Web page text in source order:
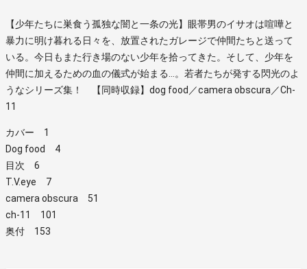
【少年たちに巣食う孤独な闇と一条の光】眼帯男のイサオは喧嘩と
暴力に明け暮れる日々を、放置されたガレージで仲間たちと送って
いる。今日もまた行き場のない少年を拾ってきた。そして、少年を
仲間に加えるための血の儀式が始まる…。若者たちが発する閃光のよ
うなシリーズ集！ 【同時収録】dog food／camera obscura／Ch-
11
カバー 1
Dog food 4
目次 6
T.V.eye 7
camera obscura 51
ch-11 101
奥付 153